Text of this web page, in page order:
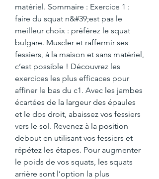
matériel. Sommaire : Exercice 1 :
faire du squat n&#39;est pas le
meilleur choix : préférez le squat
bulgare. Muscler et raffermir ses
fessiers, à la maison et sans matériel,
c’est possible ! Découvrez les
exercices les plus efficaces pour
affiner le bas du c1. Avec les jambes
écartées de la largeur des épaules
et le dos droit, abaissez vos fessiers
vers le sol. Revenez à la position
debout en utilisant vos fessiers et
répétez les étapes. Pour augmenter
le poids de vos squats, les squats
arrière sont l’option la plus